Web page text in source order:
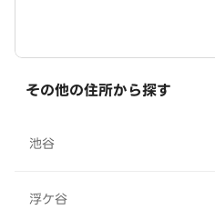
その他の住所から探す
池谷
浮ケ谷